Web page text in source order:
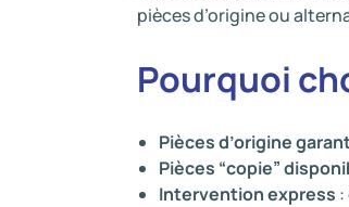
pièces d’origine ou
Pourquoi
Pièces d’origine
Pièces “copie”
Intervention express